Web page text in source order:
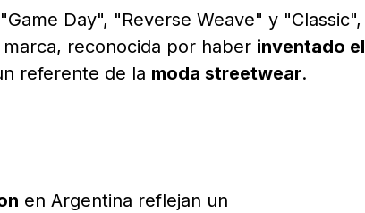
Day", "Reverse Weave" y "Classic",
marca, reconocida por haber inventado el
referente de la moda streetwear.
en Argentina reflejan un